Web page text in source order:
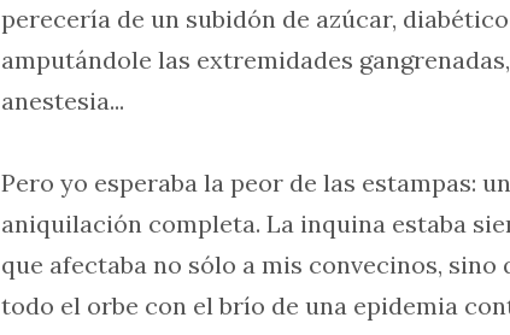
perecería de un subidón de azúcar,
amputándole las extremidades
anestesia...
Pero yo esperaba la peor de las estampas:
aniquilación completa. La inquina estaba
que afectaba no sólo a mis convecinos, sino
todo el orbe con el brío de una epidemia